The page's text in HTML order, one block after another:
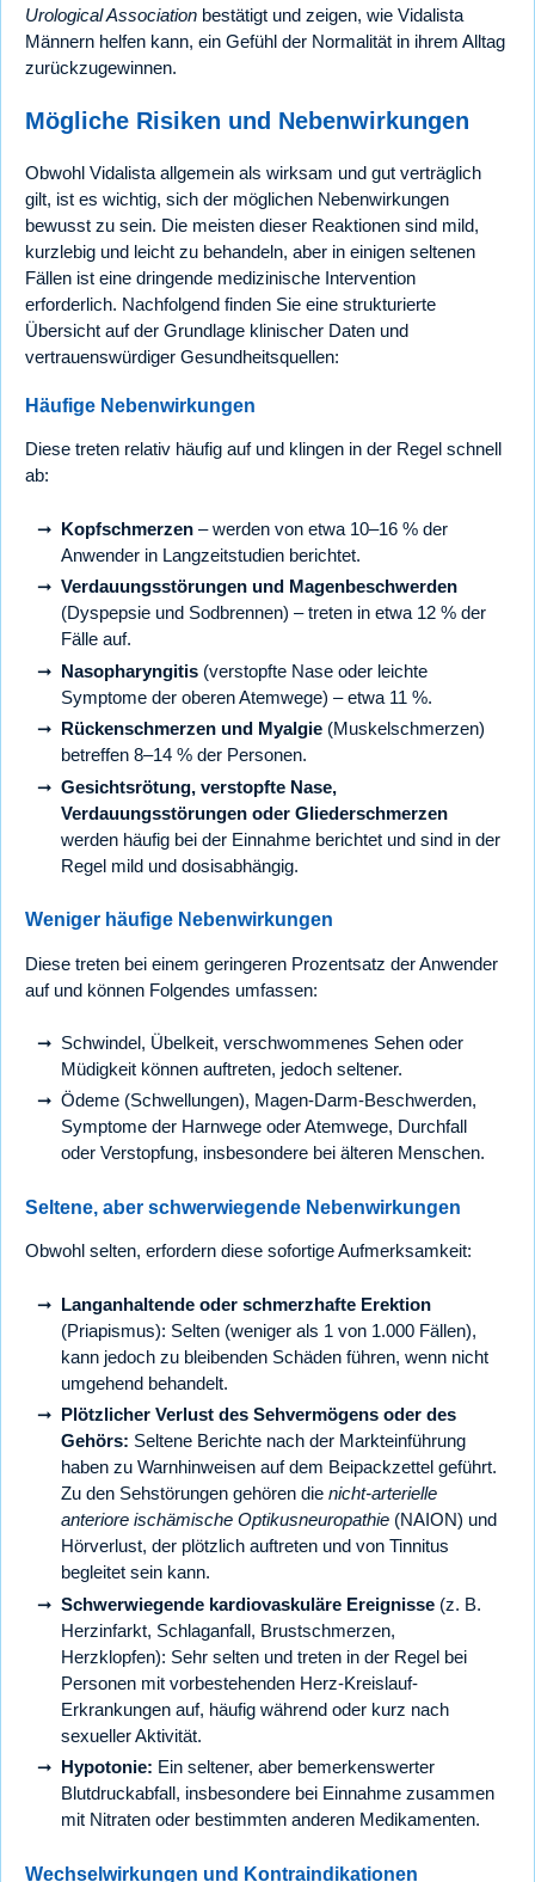
Urological Association bestätigt und zeigen, wie Vidalista
Männern helfen kann, ein Gefühl der Normalität in ihrem Alltag
zurückzugewinnen.
Mögliche Risiken und Nebenwirkungen
Obwohl Vidalista allgemein als wirksam und gut verträglich
gilt, ist es wichtig, sich der möglichen Nebenwirkungen
bewusst zu sein. Die meisten dieser Reaktionen sind mild,
kurzlebig und leicht zu behandeln, aber in einigen seltenen
Fällen ist eine dringende medizinische Intervention
erforderlich. Nachfolgend finden Sie eine strukturierte
Übersicht auf der Grundlage klinischer Daten und
vertrauenswürdiger Gesundheitsquellen:
Häufige Nebenwirkungen
Diese treten relativ häufig auf und klingen in der Regel schnell
ab:
Kopfschmerzen – werden von etwa 10–16 % der
Anwender in Langzeitstudien berichtet.
Verdauungsstörungen und Magenbeschwerden
(Dyspepsie und Sodbrennen) – treten in etwa 12 % der
Fälle auf.
Nasopharyngitis (verstopfte Nase oder leichte
Symptome der oberen Atemwege) – etwa 11 %.
Rückenschmerzen und Myalgie (Muskelschmerzen)
betreffen 8–14 % der Personen.
Gesichtsrötung, verstopfte Nase,
Verdauungsstörungen oder Gliederschmerzen
werden häufig bei der Einnahme berichtet und sind in der
Regel mild und dosisabhängig.
Weniger häufige Nebenwirkungen
Diese treten bei einem geringeren Prozentsatz der Anwender
auf und können Folgendes umfassen:
Schwindel, Übelkeit, verschwommenes Sehen oder
Müdigkeit können auftreten, jedoch seltener.
Ödeme (Schwellungen), Magen-Darm-Beschwerden,
Symptome der Harnwege oder Atemwege, Durchfall
oder Verstopfung, insbesondere bei älteren Menschen.
Seltene, aber schwerwiegende Nebenwirkungen
Obwohl selten, erfordern diese sofortige Aufmerksamkeit:
Langanhaltende oder schmerzhafte Erektion
(Priapismus): Selten (weniger als 1 von 1.000 Fällen),
kann jedoch zu bleibenden Schäden führen, wenn nicht
umgehend behandelt.
Plötzlicher Verlust des Sehvermögens oder des
Gehörs: Seltene Berichte nach der Markteinführung
haben zu Warnhinweisen auf dem Beipackzettel geführt.
Zu den Sehstörungen gehören die nicht-arterielle
anteriore ischämische Optikusneuropathie (NAION) und
Hörverlust, der plötzlich auftreten und von Tinnitus
begleitet sein kann.
Schwerwiegende kardiovaskuläre Ereignisse (z. B.
Herzinfarkt, Schlaganfall, Brustschmerzen,
Herzklopfen): Sehr selten und treten in der Regel bei
Personen mit vorbestehenden Herz-Kreislauf-
Erkrankungen auf, häufig während oder kurz nach
sexueller Aktivität.
Hypotonie: Ein seltener, aber bemerkenswerter
Blutdruckabfall, insbesondere bei Einnahme zusammen
mit Nitraten oder bestimmten anderen Medikamenten.
Wechselwirkungen und Kontraindikationen